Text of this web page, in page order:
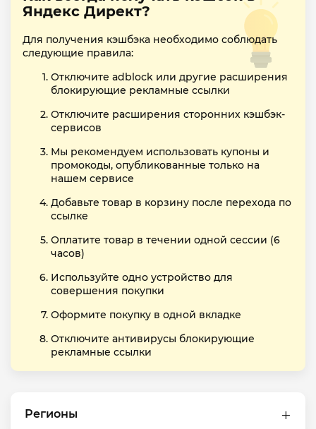
Яндекс Директ?
Для получения кэшбэка необходимо соблюдать
следующие правила:
Отключите adblock или другие расширения
блокирующие рекламные ссылки
Отключите расширения сторонних кэшбэк-
сервисов
Мы рекомендуем использовать купоны и
промокоды, опубликованные только на
нашем сервисе
Добавьте товар в корзину после перехода по
ссылке
Оплатите товар в течении одной сессии (6
часов)
Используйте одно устройство для
совершения покупки
Оформите покупку в одной вкладке
Отключите антивирусы блокирующие
рекламные ссылки
Регионы